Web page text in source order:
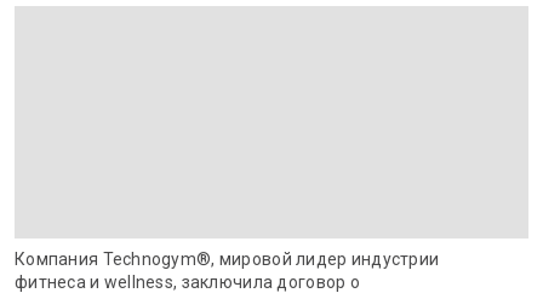
Компания Technogym®, мировой лидер индустрии
фитнеса и wellness, заключила договор о